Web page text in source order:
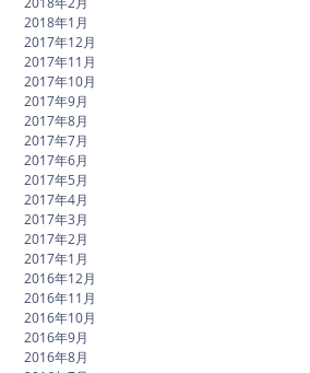
2018年1月
2017年12月
2017年11月
2017年10月
2017年9月
2017年8月
2017年7月
2017年6月
2017年5月
2017年4月
2017年3月
2017年2月
2017年1月
2016年12月
2016年11月
2016年10月
2016年9月
2016年8月